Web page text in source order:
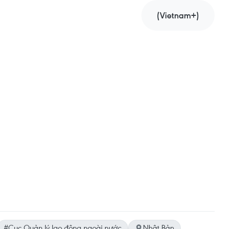
(Vietnam+)